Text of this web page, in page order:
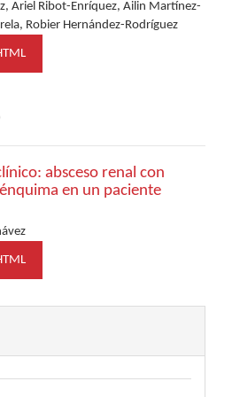
Ariel Ribot-Enríquez, Ailin Martínez-
Robier Hernández-Rodríguez
absceso renal con
en un paciente